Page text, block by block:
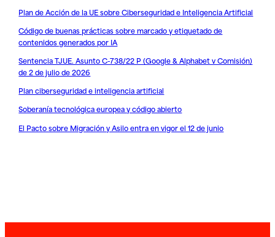
Plan de Acción de la UE sobre Ciberseguridad e Inteligencia Artificial
Código de buenas prácticas sobre marcado y etiquetado de
contenidos generados por IA
Sentencia TJUE. Asunto C-738/22 P (Google & Alphabet v Comisión)
de 2 de julio de 2026
Plan ciberseguridad e inteligencia artificial
Soberanía tecnológica europea y código abierto
El Pacto sobre Migración y Asilo entra en vigor el 12 de junio